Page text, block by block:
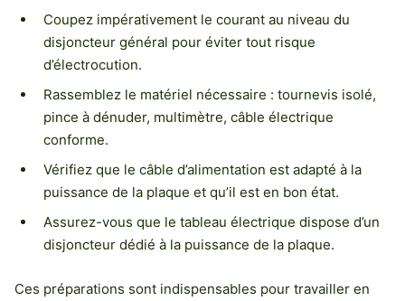
Coupez impérativement le courant au niveau du
disjoncteur général pour éviter tout risque
d’électrocution.
Rassemblez le matériel nécessaire : tournevis isolé,
pince à dénuder, multimètre, câble électrique
conforme.
Vérifiez que le câble d’alimentation est adapté à la
puissance de la plaque et qu’il est en bon état.
Assurez-vous que le tableau électrique dispose d’un
disjoncteur dédié à la puissance de la plaque.
Ces préparations sont indispensables pour travailler en